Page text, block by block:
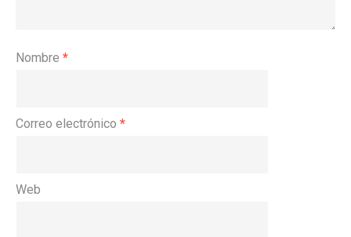
Nombre *
Correo electrónico *
Web